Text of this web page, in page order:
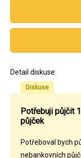
Detail diskuse:
Diskuse
Potřebuji půjčit
půjček
Potřeboval bych
nebankovních